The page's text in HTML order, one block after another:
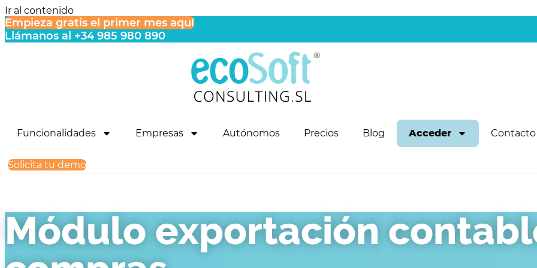
Ir al contenido
Empieza gratis el primer mes aquí
Llámanos al +34 985 980 890
Funcionalidades Empresas Autónomos Precios Blog Acceder Contacto
Solicita tu demo
Módulo exportación